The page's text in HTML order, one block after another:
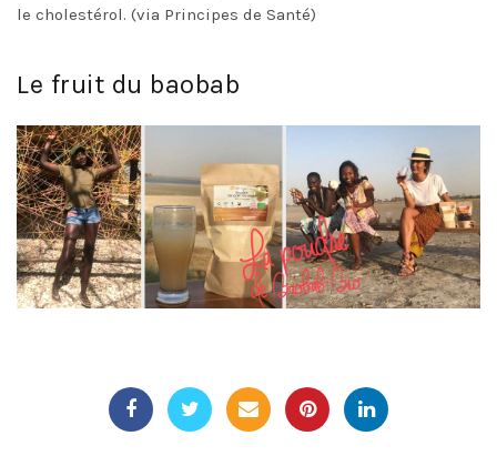
le cholestérol. (via Principes de Santé)
Le fruit du baobab